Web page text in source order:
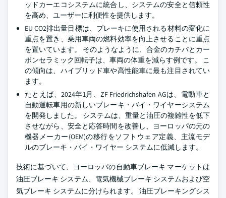
ッドカーエコシステムに統合し、システムの安全と信頼性
を高め、ユーザーに利便性を提供します。
EU CO2排出量目標は、ブレーキに使用される材料の変化に
重点を置き、乗用車両の燃料効率を向上させることに重点
を置いています。 そのようなように、合金のカチパとカー
ボンセラミック回転子は、車両の体重を減らす例です。 こ
の傾向は、ハイブリッド車や高性能車に最も注目されてい
ます。
たとえば、2024年1月、ZF Friedrichshafen AGは、電動車と
自動運転車用の新しいブレーキ・バイ・ワイヤーシステム
を開発しました。 システムは、重量と油圧の複雑性を低下
させながら、安全と応答時間を改善し、ヨーロッパの元の
機器メーカー(OEM)の移行をソフトウェア定義、主流モデ
ルのブレーキ・バイ・ワイヤー システムに低減します。
技術に基づいて、ヨーロッパの自動車ブレーキ マーケットは
油圧ブレーキ システム、電気機械ブレーキ システムおよび空
気ブレーキ システムに分けられます。 油圧ブレーキングシス